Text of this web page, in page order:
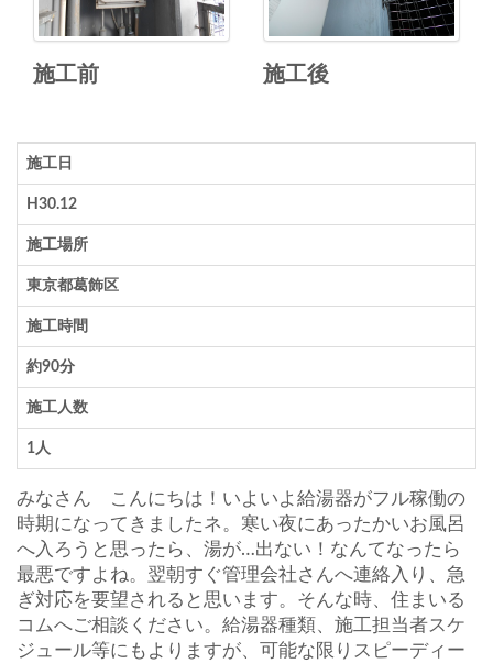
施工前 施工後
施工日
H30.12
施工場所
東京都葛飾区
施工時間
約90分
施工人数
1人
みなさん こんにちは！いよいよ給湯器がフル稼働の
時期になってきましたネ。寒い夜にあったかいお風呂
へ入ろうと思ったら、湯が…出ない！なんてなったら
最悪ですよね。翌朝すぐ管理会社さんへ連絡入り、急
ぎ対応を要望されると思います。そんな時、住まいる
コムへご相談ください。給湯器種類、施工担当者スケ
ジュール等にもよりますが、可能な限りスピーディー